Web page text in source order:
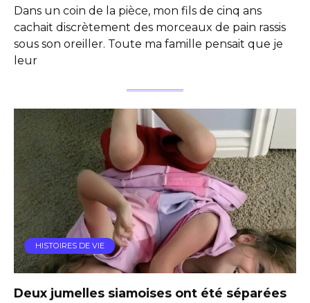
Dans un coin de la pièce, mon fils de cinq ans
cachait discrètement des morceaux de pain rassis
sous son oreiller. Toute ma famille pensait que je
leur
HISTOIRES DE VIE
Deux jumelles siamoises ont été séparées